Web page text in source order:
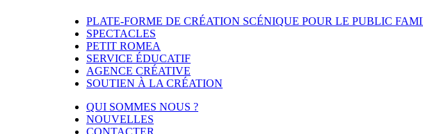
PLATE-FORME DE CRÉATION SCÉNIQUE POUR LE PUBLIC
SPECTACLES
PETIT ROMEA
SERVICE ÉDUCATIF
AGENCE CRÉATIVE
SOUTIEN À LA CRÉATION
QUI SOMMES NOUS ?
NOUVELLES
CONTACTER